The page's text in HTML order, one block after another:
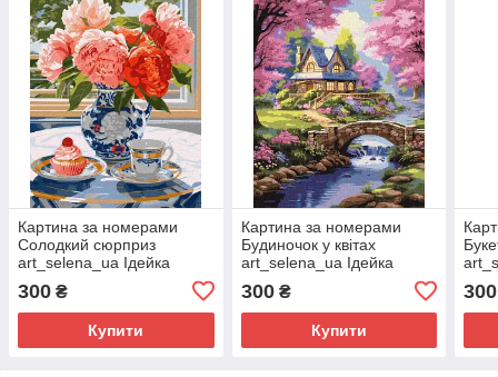
Картина за номерами
Солодкий сюрприз
art_selena_ua Ідейка
300 ₴
Купити
Картина за номерами
Будиночок у квітах
art_selena_ua Ідейка
300₴
Купити
300